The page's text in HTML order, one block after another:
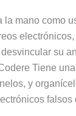
la mano como
su
Tiene
y